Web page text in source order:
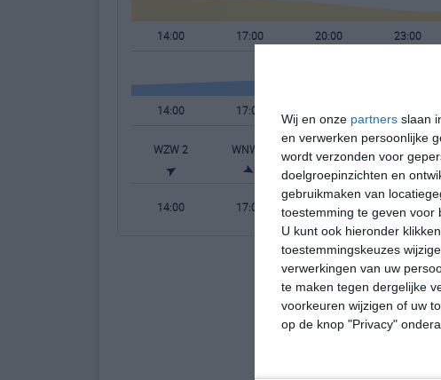
Wij en onze partners slaan
en verwerken persoonlijke
wordt verzonden voor
doelgroepinzichten en
gebruikmaken van
toestemming te geven voor
U kunt ook hieronder
toestemmingskeuzes
verwerkingen van uw
te maken tegen dergelijke
voorkeuren wijzigen of uw
op de knop "Privacy"
14:00 17:00 20:00 23:00
14:00 17:00
WZW 2 WNW 3 ONO 2
14:00 17:00 20:00